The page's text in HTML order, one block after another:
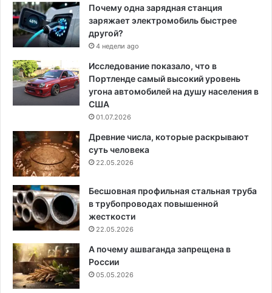
Почему одна зарядная станция
заряжает электромобиль быстрее
другой?
4 недели ago
Исследование показало, что в
Портленде самый высокий уровень
угона автомобилей на душу населения в
США
01.07.2026
Древние числа, которые раскрывают
суть человека
22.05.2026
Бесшовная профильная стальная труба
в трубопроводах повышенной
жесткости
22.05.2026
А почему ашваганда запрещена в
России
05.05.2026